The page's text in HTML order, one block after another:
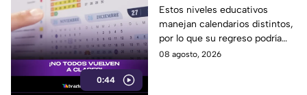
0:44
clases; este es el
calendario escolar
2026-2027; ¿afectará a
Guanajuato?
Estos niveles educativos
manejan calendarios distintos,
por lo que su regreso podría
ser antes o después.
08 agosto, 2026